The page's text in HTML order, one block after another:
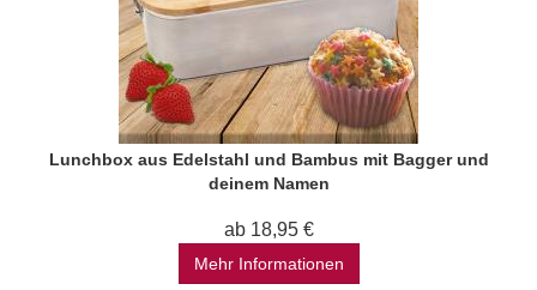
Lunchbox aus Edelstahl und Bambus mit Bagger und
deinem Namen
ab 18,95 €
Mehr Informationen